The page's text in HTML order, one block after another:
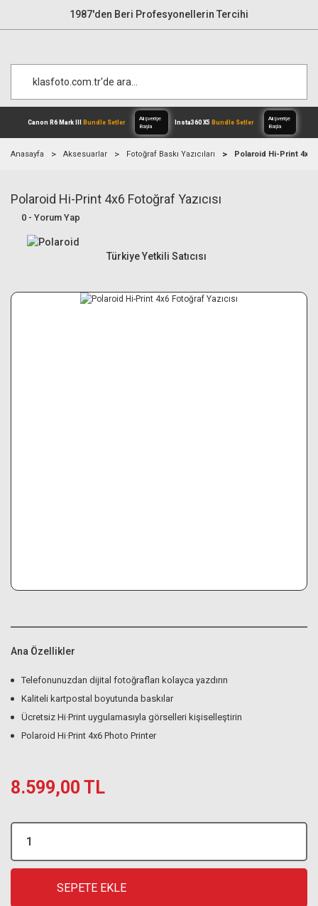
1987'den Beri Profesyonellerin Tercihi
Canon R6 Mark IIIBundle Setler
Anasayfa Aksesuarlar Fotoğraf Baskı Yazıcıları Polaroid Hi-Print 4x6
Polaroid Hi-Print 4x6 Fotoğraf Yazıcısı
0 - Yorum Yap
Türkiye Yetkili Satıcısı
Ana Özellikler
Telefonunuzdan dijital fotoğrafları kolayca yazdırın
Kaliteli kartpostal boyutunda baskılar
Ücretsiz Hi·Print uygulamasıyla görselleri kişiselleştirin
Polaroid Hi·Print 4x6 Photo Printer
8.599,00 TL
SEPETE EKLE